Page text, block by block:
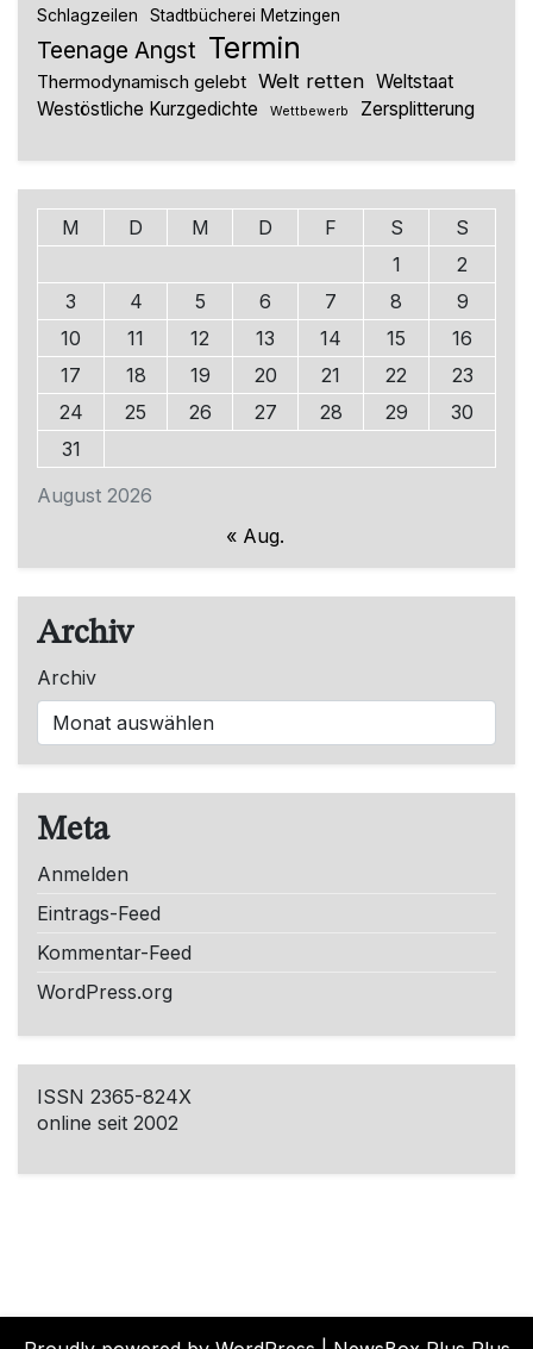
Schlagzeilen Stadtbücherei Metzingen
Teenage Angst Termin
Thermodynamisch gelebt Welt retten Weltstaat
Westöstliche Kurzgedichte
Wettbewerb Zersplitterung
August 2026
M D M D F S
S
1
2
3
4 5 6 7 8
9
10
11 12 13 14 15
16
17
18 19 20 21 22
23
24
25 26 27 28 29
30
31
« Aug.
Archiv
Archiv
Meta
Anmelden
Eintrags-Feed
Kommentar-Feed
WordPress.org
ISSN 2365-824X
online seit 2002